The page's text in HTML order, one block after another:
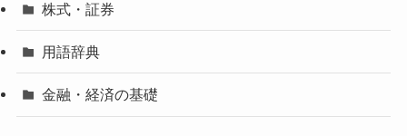
株式・証券
用語辞典
金融・経済の基礎